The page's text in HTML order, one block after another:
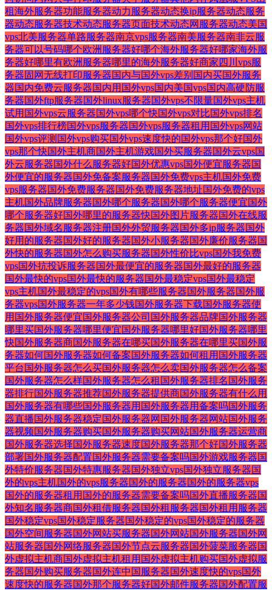
租海外服务器功能服务器动力服务器动态换ip服务器动态服务
器动态服务器技术动态服务器页面技术动态网服务器动态美国
vps北美服务器单路服务器南京vps服务器南美服务器南非云服
务器可以号码哪个欧洲服务器好哪个海外服务器好哪家海外服
务器好哪里有欧洲服务器哪里的海外服务器好商家 四川vps服
务器固网无线打印服务器国内与国外vps差别 国内买国外服务
器国内免费云服务器国内用国外vps国内美国vps国内高硬防服
务器国外ftp服务器国外linux服务器国外vps不限量国外vps主机
试用 国外vps云服务器国外vps哪个快国外vps对比国外vps排名
国外vps排行榜国外vps服务器国外vps服务器租用 国外vps网站
国外vps评测 国外vps购买国外vps速度快的国外vps那个好国外
vps那个快国外主机商国外主机游戏国外买服务器国外云vps国
外云服务器国外什么服务器好国外优惠vps国外便宜服务器国
外便宜的服务器国外免备案服务器国外免费vps主机国外免费
vps服务器国外免费服务器国外免费服务器地址国外免费的vps
主机国外品牌服务器国外哪个服务器国外哪个服务器便宜国外
哪个服务器好国外哪里的服务器快国外图片服务器国外在线服
务器国外域名服务器注册国外外贸服务器国外多ip服务器国外
好用的服务器国外好的服务器国外小服务器国外廉价服务器国
外快的服务器国外怎么购买服务器国外性价比vps国外我免费
vps国外抗投诉服务器国外最便宜的服务器国外最好的服务器
国外最快的vps国外最快的服务器国外最稳定vps国外最稳定
vps主机国外最稳定的vps国外有哪些服务器国外服务器国外服
务器vps国外服务器一年多少钱国外服务器下载国外服务器使
用 国外服务器便宜国外服务器公司 国外服务器品牌国外服务器
哪里买国外服务器哪里便宜国外服务器哪里好国外服务器哪里
快国外服务器商国外服务器在哪买国外服务器在哪里买国外服
务器如何国外服务器如何备案国外服务器如何租用 国外服务器
平台 国外服务器怎么买国外服务器怎么卖国外服务器怎么备案
国外服务器怎么样国外服务器怎么租 国外服务器排名 国外服务
器排行国外服务器推荐国外服务器提供商国外服务器有什么用
国外服务器有哪些国外服务器用 国外服务器用备案吗国外服务
器直播国外服务器稳定国外服务器网 国外服务器网站国外服务
器视频国外服务器购买国外服务器购买网站国外服务器运营商
国外服务器选择国外服务器速度国外服务器那个好国外服务器
部署国外服务器配置国外服务器需要备案吗国外游戏服务器国
外特价服务器国外特惠服务器国外独立vps国外独立服务器国
外的vps主机国外的vps服务器国外的服务器国外的服务器vps
国外的服务器租用 国外的服务器需要备案吗国外直播服务器国
外知名服务器商国外租借服务器国外租服务器国外租用服务器
国外稳定vps国外稳定服务器国外稳定的vps国外稳定的服务器
国外空间服务器国外网站买服务器国外网站国外服务器国外网
站服务器国外网络服务器国外节点云服务器国外菠菜服务器国
外虚拟主机商国外虚拟主机租用 国外虚拟主机购买国外虚拟服
务器国外购买服务器国外连中国服务器国外速度快的vps国外
速度快的服务器国外那个服务器好国外邮件服务器国外配置服